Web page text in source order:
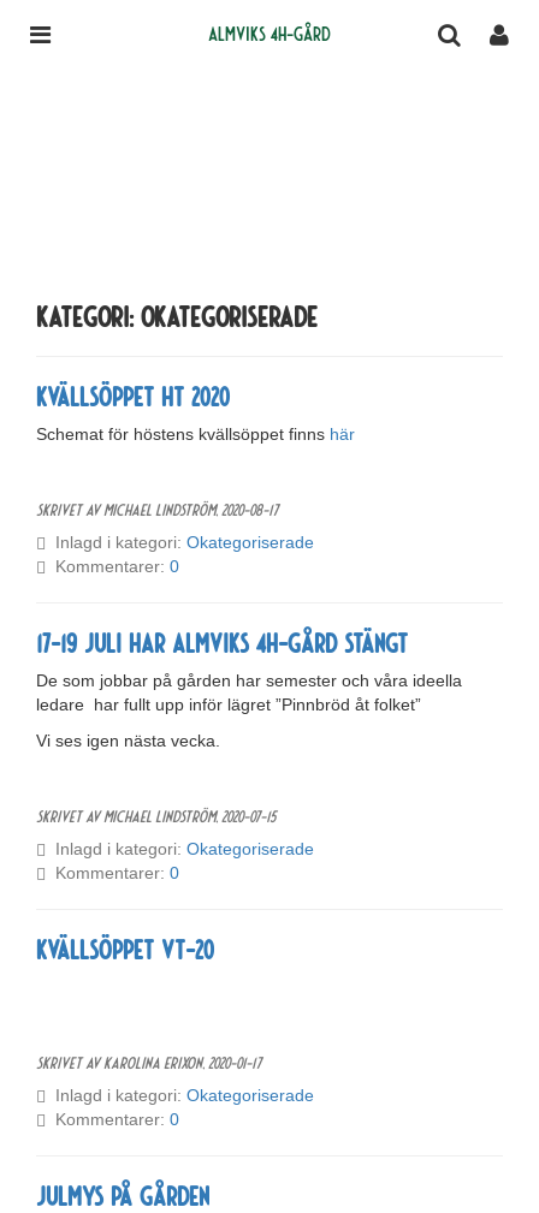
Almviks 4H-gård
Kategori: Okategoriserade
Kvällsöppet HT 2020
Schemat för höstens kvällsöppet finns här
Skrivet av Michael Lindström,2020-08-17
Inlagd i kategori: Okategoriserade
Kommentarer: 0
17-19 juli har Almviks 4H-gård stängt
De som jobbar på gården har semester och våra ideella
ledare har fullt upp inför lägret ”Pinnbröd åt folket”
Vi ses igen nästa vecka.
Skrivet av Michael Lindström,2020-07-15
Inlagd i kategori: Okategoriserade
Kommentarer: 0
Kvällsöppet vt-20
Skrivet av Karolina Erixon,2020-01-17
Inlagd i kategori: Okategoriserade
Kommentarer: 0
Julmys på gården